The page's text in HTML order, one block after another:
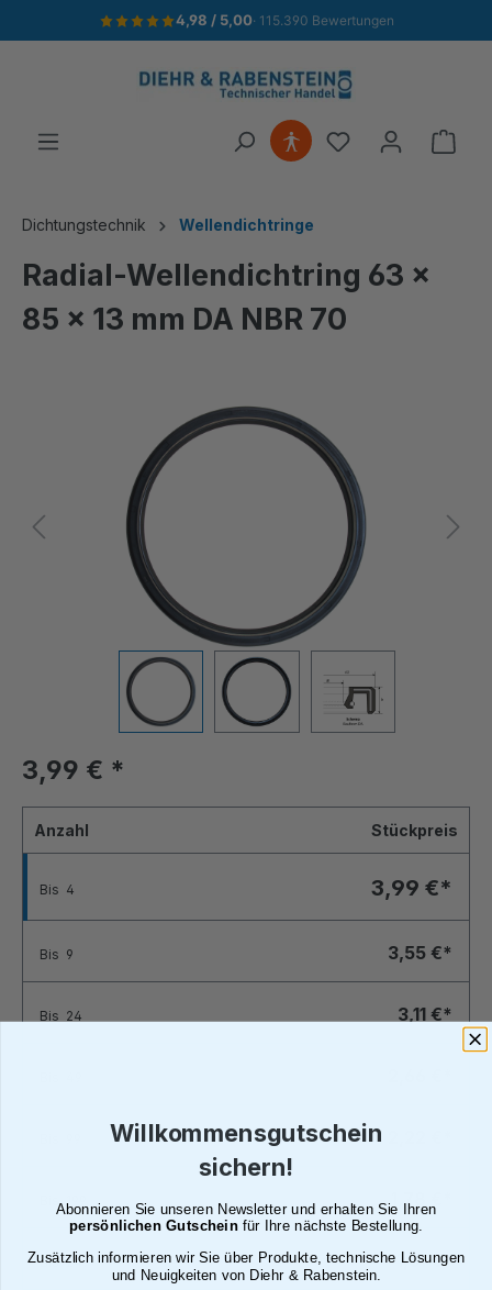
springen 4,98 / 5,00· 115.390 Bewertungen
Dichtungstechnik Wellendichtringe
Radial-Wellendichtring 63 x
85 x 13 mm DA NBR 70
Bildergalerie überspringen
3,99 € *
Anzahl Stückpreis
Bis 4 3,99 €*
Bis 9 3,55 €*
Bis 24 3,11 €*
199 1,78 €*
Bis 249 1,51 €*
Willkommensgutschein
sichern!
Abonnieren Sie unseren Newsletter und erhalten Sie Ihren
persönlichen Gutscheinfür Ihre nächste Bestellung.
Zusätzlich informieren wir Sie über Produkte, technische Lösungen
und Neuigkeiten von Diehr & Rabenstein.